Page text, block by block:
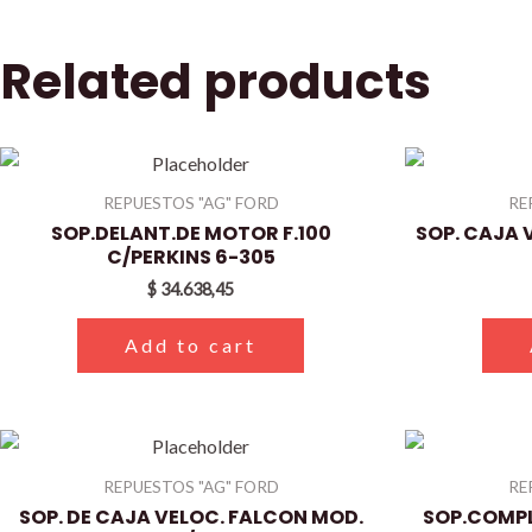
Related products
REPUESTOS "AG" FORD
SOP.DELANT.DE MOTOR F.100
C/PERKINS 6-305
$ 34.638,45
Add to cart
SOP. CAJA
REPUESTOS "AG" FORD
SOP. DE CAJA VELOC. FALCON MOD.